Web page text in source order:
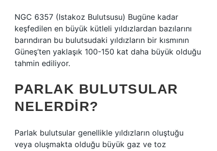
NGC 6357 (Istakoz Bulutsusu) Bugüne kadar
keşfedilen en büyük kütleli yıldızlardan bazılarını
barındıran bu bulutsudaki yıldızların bir kısmının
Güneş’ten yaklaşık 100-150 kat daha büyük olduğu
tahmin ediliyor.
PARLAK BULUTSULAR
NELERDIR?
Parlak bulutsular genellikle yıldızların oluştuğu
veya oluşmakta olduğu büyük gaz ve toz